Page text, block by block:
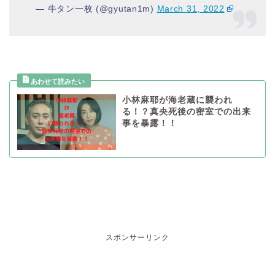
— 牛タン一枚 (@gyutan1m) March 31, 2022
小林麻耶が海老蔵に襲われ
る！？真央死後の密室での出来
事を暴露！！
スポンサーリンク